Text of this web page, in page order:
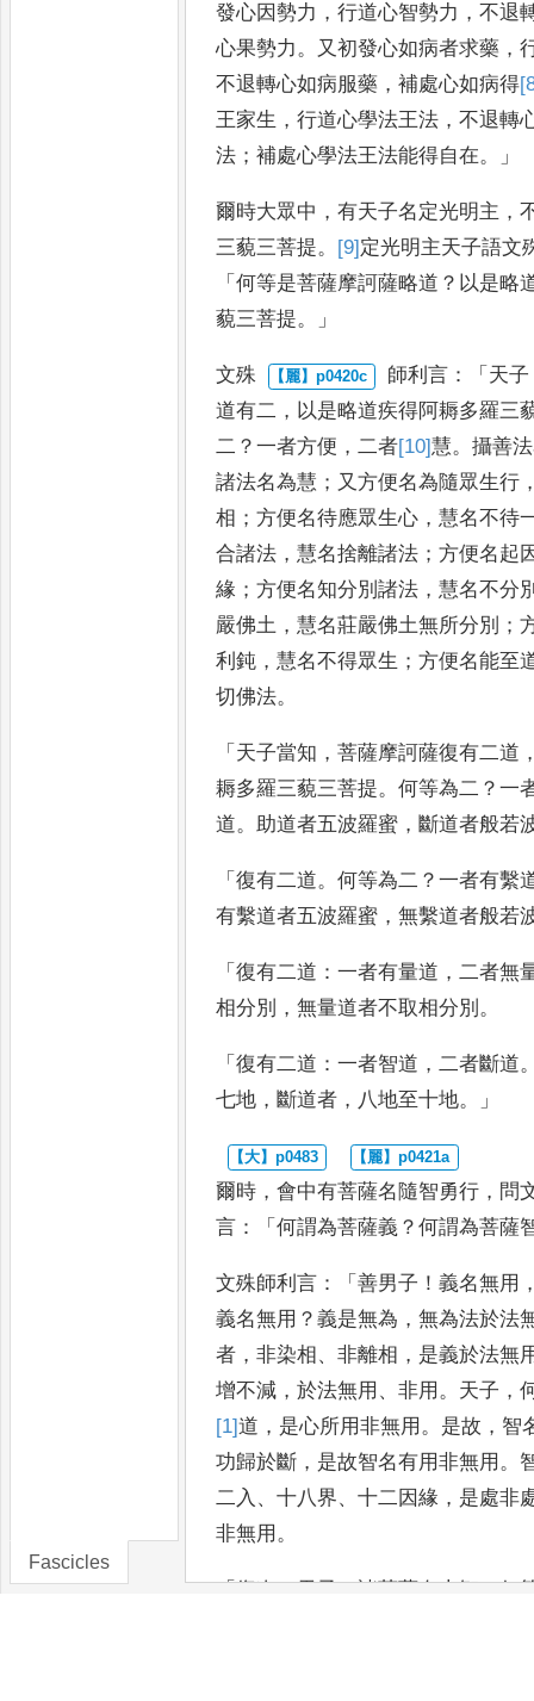
Fascicles
發心因勢力 ，行道心智勢力 ，不退
心果勢力。 又初發心如病者求藥 ，
不退轉心如病服藥 ，補處心如病得
王家生 ，行道心學法王法 ，不退轉
法 ；補處心學法王法能得自在。」
爾時大眾中 ，有天子名定光明主 ，
三藐三菩提。 [9] 定光明主天子語文
「何等是菩薩摩訶薩略道 ？ 以是略
藐三菩提。」
文殊 師利言 ：「 天子
道有二 ， 以是略道疾得阿耨多羅三
二 ？一者方便 ，二者[10]慧。攝善
諸法名為慧 ； 又方便名為隨眾生行
相 ；方便名待應眾生心 ，慧名不待
合諸法 ，慧名捨離諸法 ；方便名起
緣 ；方便名知分別諸法 ，慧名不分
嚴佛土 ，慧名莊嚴佛土無所分別 ；
利鈍 ，慧名不得眾生 ；方便名能至
切佛法。
「 天子當知 ，菩薩摩訶薩復有二道
耨多羅三藐三菩提。何等為二 ？一
道。助道者五波羅蜜 ， 斷道者般若
「復有二道。何等為二 ？一者有繫
有繫道者五波羅蜜 ，無繫道者般若
「復有二道 ：一者有量道 ，二者無
相分別 ，無量道者不取相分別 。
「復有二道 ：一者智道 ，二者斷道
七地 ， 斷道者 ， 八地至十地。」
爾時 ，會中有菩薩名隨智勇行 ， 問
言 ：「何謂為菩薩義 ？何謂為菩薩
文殊師利言 ：「善男子 ！義名無用
義名無用 ？義是無為 ，無為法於法
者 ，非染相 、非離相 ， 是義於法無
增不減 ，於法無用 、非用 。 天子 ，
[1]道 ， 是心所用非無用 。 是故 ， 智
功歸於斷 ， 是故智名有用非無用 。
二入 、十八界、十二因緣 ， 是處非
非無用 。
「復次，天子，諸菩薩有十智。何